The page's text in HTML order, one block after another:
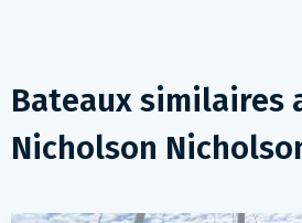
Bateaux similaires
Nicholson